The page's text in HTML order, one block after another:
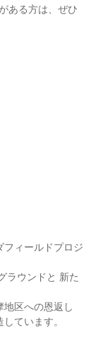
ある方は、ぜひ
フィールドプロジ
ラウンドと 新た
地区への恩返し
ています。